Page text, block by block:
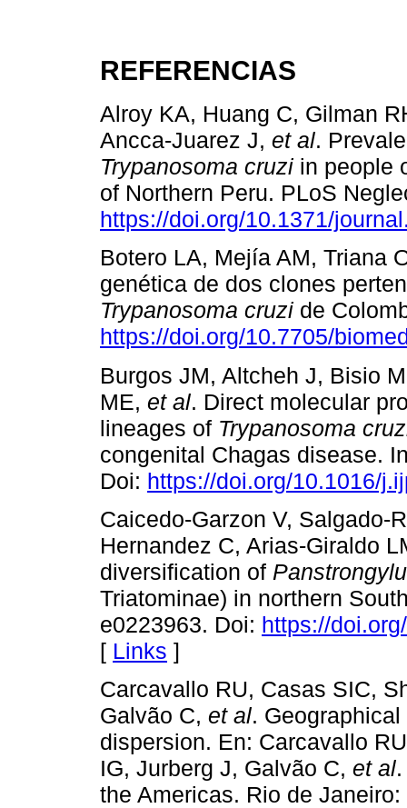
REFERENCIAS
Alroy KA, Huang C, Gilman
Ancca-Juarez J, et al.
Trypanosoma cruzi in people
of Northern Peru. PLoS
https://doi.org/10.1371/
Botero LA, Mejía AM, Triana
genética de dos clones
Trypanosoma cruzi de
https://doi.org/10.7705/
Burgos JM, Altcheh J, Bisio
ME, et al. Direct molecular
lineages of Trypanosoma
congenital Chagas disease.
Doi: https://doi.org/10.1016/
Caicedo-Garzon V, Salgado-
Hernandez C, Arias-Giraldo
diversification of
Triatominae) in northern
e0223963. Doi: https://
[ Links ]
Carcavallo RU, Casas SIC,
Galvão C, et al.
dispersion. En: Carcavallo
IG, Jurberg J, Galvão C, et al
the Americas. Rio de